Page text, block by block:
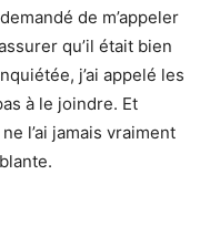
de m’appeler
qu’il était bien
j’ai appelé les
à le joindre. Et
l’ai jamais vraiment